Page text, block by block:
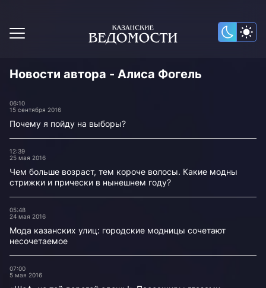
Новости автора - Алиса Фогель
06:10
15 сентября 2016
Почему я пойду на выборы?
12:39
25 мая 2016
Чем больше возраст, тем короче волосы. Какие модны
стрижки и прически в нынешнем году?
05:48
24 мая 2016
Мода казанских улиц: городские модницы сочетают
несочетаемое
07:00
5 мая 2016